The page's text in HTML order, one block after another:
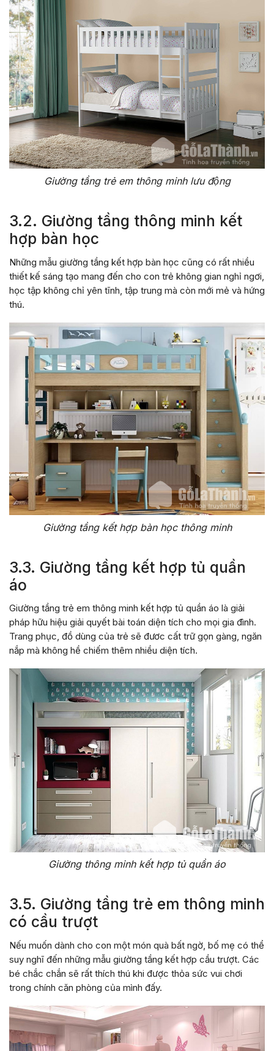
Giường tầng trẻ em thông minh lưu động
3.2. Giường tầng thông minh kết
hợp bàn học
Những mẫu giường tầng kết hợp bàn học cũng có rất nhiều
thiết kế sáng tạo mang đến cho con trẻ không gian nghỉ ngơi,
học tập không chỉ yên tĩnh, tập trung mà còn mới mẻ và hứng
thú.
Giường tầng kết hợp bàn học thông minh
3.3. Giường tầng kết hợp tủ quần
áo
Giường tầng trẻ em thông minh kết hợp tủ quần áo là giải
pháp hữu hiệu giải quyết bài toán diện tích cho mọi gia đình.
Trang phục, đồ dùng của trẻ sẽ đươc cất trữ gọn gàng, ngăn
nắp mà không hề chiếm thêm nhiều diện tích.
Giường thông minh kết hợp tủ quần áo
3.5. Giường tầng trẻ em thông minh
có cầu trượt
Nếu muốn dành cho con một món quà bất ngờ, bố mẹ có thể
suy nghĩ đến những mẫu giường tầng kết hợp cầu trượt. Các
bé chắc chắn sẽ rất thích thú khi được thỏa sức vui chơi
trong chính căn phòng của mình đấy.